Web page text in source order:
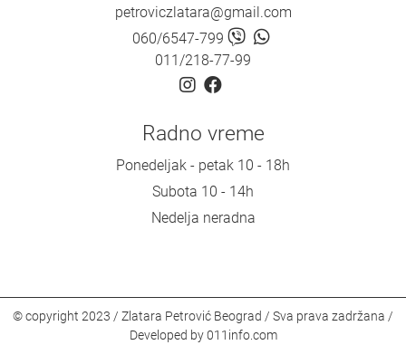
petroviczlatara@gmail.com
060/6547-799
011/218-77-99
Radno vreme
Ponedeljak - petak 10 - 18h
Subota 10 - 14h
Nedelja neradna
© copyright 2023 / Zlatara Petrović Beograd / Sva prava zadržana /
Developed by011info.com